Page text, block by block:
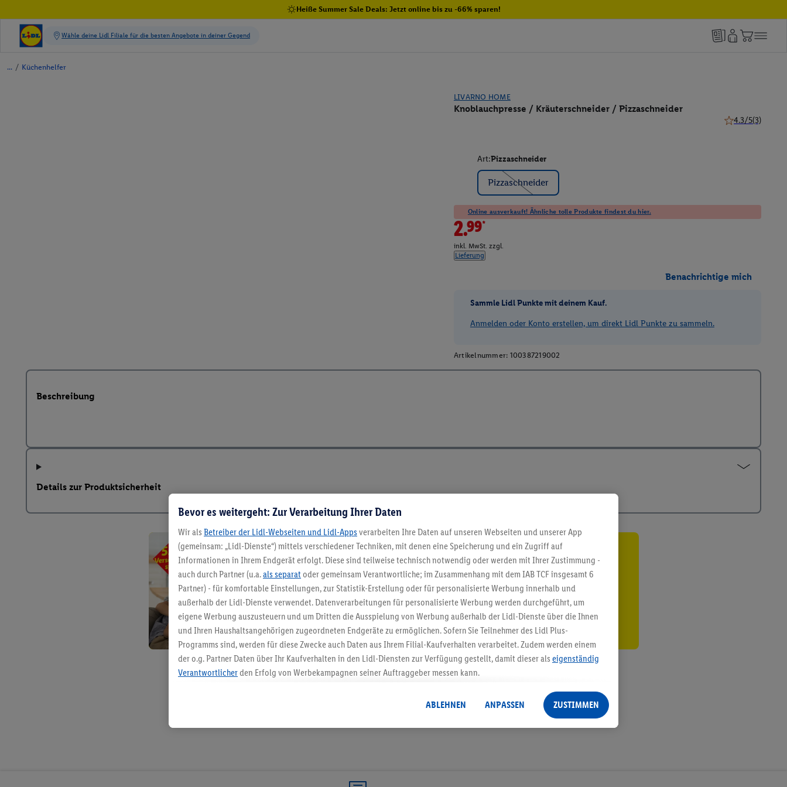
Heiße Summer Sale Deals: Jetzt online bis zu -66% sparen!
/ Küchenhelfer
LIVARNO HOME
Knoblauchpresse / Kräuterschneider / Pizzaschneider
4.3/5(3)
Art:Pizzaschneider
Pizzaschneider
Online ausverkauft! Ähnliche tolle Produkte findest du hier.
2.99*
inkl. MwSt. zzgl.
Lieferung
Benachrichtige mich
Sammle Lidl Punkte mit deinem Kauf.
Anmelden oder Konto erstellen, um direkt Lidl Punkte zu sammeln.
Artikelnummer: 100387219002
Beschreibung
Details zur Produktsicherheit
5.95 € Versand sparen³²ᵃ
Jetzt zum Newsletter anmelden
Gutschein sichern!
Bevor es weitergeht: Zur Verarbeitung Ihrer Daten
Wir als Betreiber der Lidl-Webseiten und Lidl-Apps verarbeiten Ihre Daten auf unseren Webseiten und unserer App
(gemeinsam: „Lidl-Dienste“) mittels verschiedener Techniken, mit denen eine Speicherung und ein Zugriff auf
Informationen in Ihrem Endgerät erfolgt. Diese sind teilweise technisch notwendig oder werden mit Ihrer Zustimmung -
auch durch Partner (u.a.als separat oder gemeinsam Verantwortliche; im Zusammenhang mit dem IAB TCF insgesamt 6
Partner) - für komfortable Einstellungen, zur Statistik-Erstellung oder für personalisierte Werbung innerhalb und
außerhalb der Lidl-Dienste verwendet. Datenverarbeitungen für personalisierte Werbung werden durchgeführt, um
eigene Werbung auszusteuern und um Dritten die Ausspielung von Werbung außerhalb der Lidl-Dienste über die Ihnen
und Ihren Haushaltsangehörigen zugeordneten Endgeräte zu ermöglichen. Sofern Sie Teilnehmer des Lidl Plus-
Programms sind, werden für diese Zwecke auch Daten aus Ihrem Filial-Kaufverhalten verarbeitet. Zudem werden einem
der o.g. Partner Daten über Ihr Kaufverhalten in den Lidl-Diensten zur Verfügung gestellt, damit dieser als eigenständig
Verantwortlicherden Erfolg von Werbekampagnen seiner Auftraggeber messen kann.
angereicherten Profilen. Dies umfasst die Zusammenführung von Daten (z.B. über Ihre Nutzung der Lidl-Dienste, Ihr
Kaufverhalten in den Lidl-Diensten, Informationen aus Ihrem Kundenkonto - z.B. Alter oder Geschlecht - sowie Ihre
genauen Standortdaten) auch über verschiedene Endgeräte und Lidl-Dienste hinweg einschließlich dem Speichern von
ABLEHNEN ANPASSEN ZUSTIMMEN